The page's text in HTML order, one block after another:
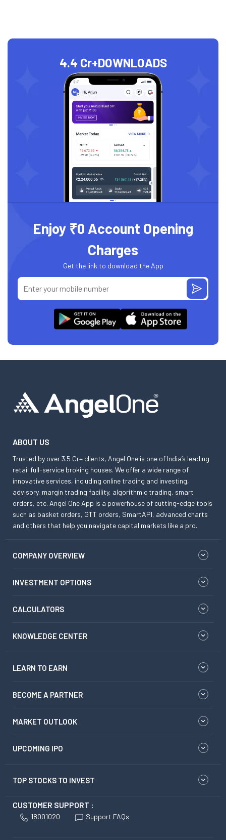
4.4 Cr+DOWNLOADS
Enjoy ₹0 Account Opening
Charges
Get the link to download the App
ABOUT US
Trusted by over 3.5 Cr+ clients, Angel One is one of India’s leading
retail full-service broking houses. We offer a wide range of
innovative services, including online trading and investing,
advisory, margin trading facility, algorithmic trading, smart
orders, etc. Angel One App is a powerhouse of cutting-edge tools
such as basket orders, GTT orders, SmartAPI, advanced charts
and others that help you navigate capital markets like a pro.
COMPANY OVERVIEW
INVESTMENT OPTIONS
CALCULATORS
KNOWLEDGE CENTER
LEARN TO EARN
BECOME A PARTNER
MARKET OUTLOOK
UPCOMING IPO
TOP STOCKS TO INVEST
CUSTOMER SUPPORT :
18001020 Support FAQs